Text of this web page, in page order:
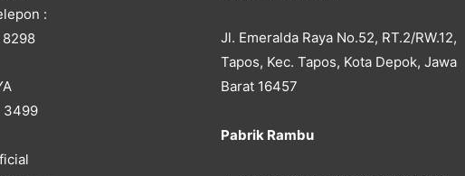
:
8298
3499
Jl. Emeralda Raya No.52, RT.2/RW.12,
Tapos, Kec. Tapos, Kota Depok, Jawa
Barat 16457
Pabrik Rambu